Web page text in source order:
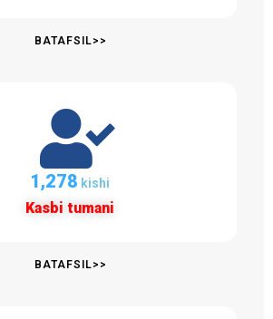
BATAFSIL>>
1,279 kishi
Kasbi tumani
BATAFSIL>>